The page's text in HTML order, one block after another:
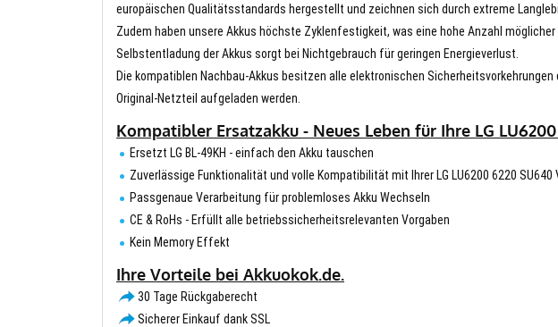
europäischen Qualitätsstandards hergestellt und zeichnen sich durch extreme
Zudem haben unsere Akkus höchste Zyklenfestigkeit, was eine hohe Anzahl
Selbstentladung der Akkus sorgt bei Nichtgebrauch für geringen Energieverlust.
Die kompatiblen Nachbau-Akkus besitzen alle elektronischen
Original-Netzteil aufgeladen werden.
Kompatibler Ersatzakku - Neues Leben für Ihre LG
Ersetzt LG BL-49KH - einfach den Akku tauschen
Zuverlässige Funktionalität und volle Kompatibilität mit Ihrer LG LU6200 6220 SU640
Passgenaue Verarbeitung für problemloses Akku Wechseln
CE & RoHs - Erfüllt alle betriebssicherheitsrelevanten Vorgaben
Kein Memory Effekt
Ihre Vorteile bei Akkuokok.de.
30 Tage Rückgaberecht
Sicherer Einkauf dank SSL